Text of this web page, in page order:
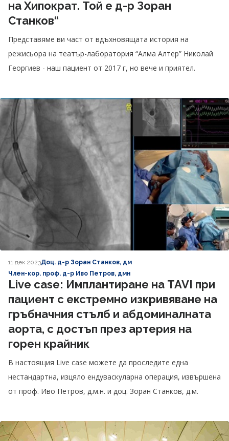
на Хипократ. Той е д-р Зоран
Станков“
Представяме ви част от вдъхновящата история на
режисьора на театър-лаборатория “Алма Алтер” Николай
Георгиев - наш пациент от 2017 г, но вече и приятел.
11 дек 2023Доц. д-р Зоран Станков, дм
Член-кор. проф. д-р Иво Петров, дмн
Live case: Имплантиране на TAVI при
пациент с екстремно изкривяване на
гръбначния стълб и абдоминалната
аорта, с достъп през артерия на
горен крайник
В настоящия Live case можете да проследите една
нестандартна, изцяло ендуваскуларна операция, извършена
от проф. Иво Петров, д.м.н. и доц. Зоран Станков, д.м.